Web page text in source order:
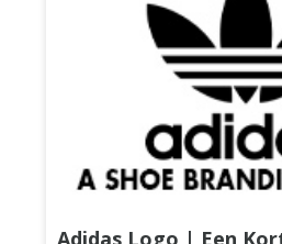
Adidas Logo | Een